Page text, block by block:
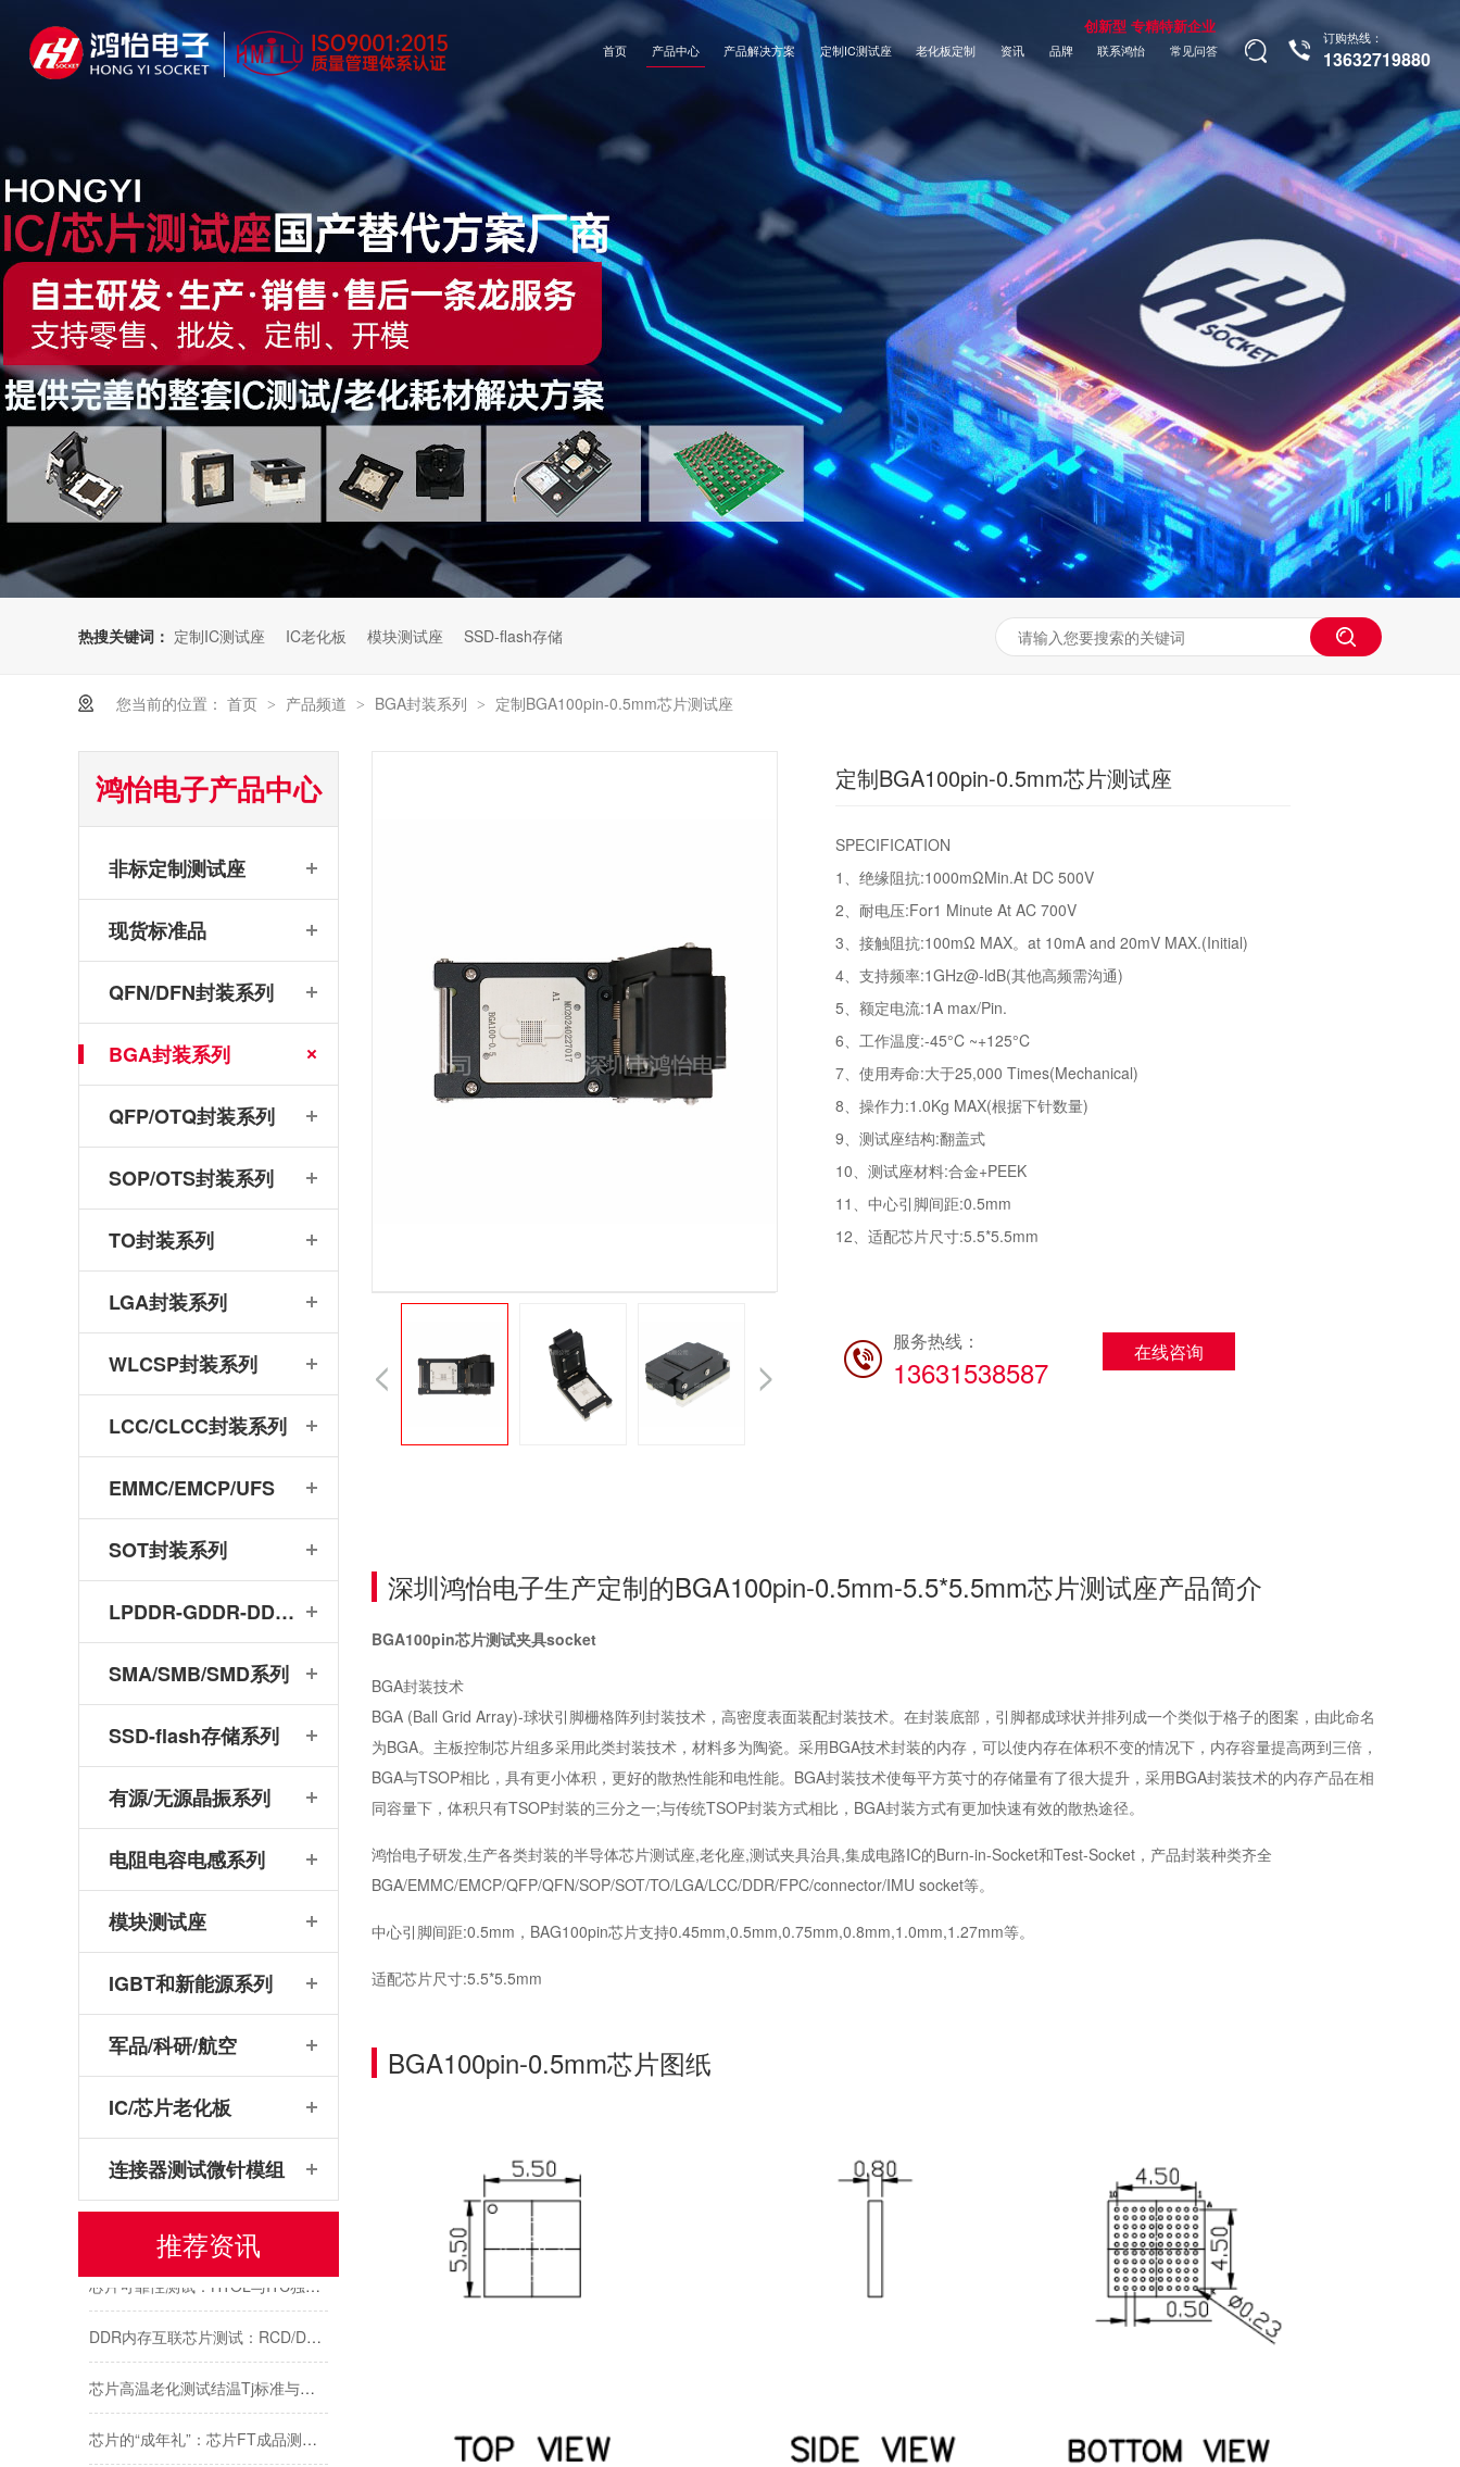
创新型 专精特新企业
订购热线：
13632719880
首页 产品中心 产品解决方案 定制IC测试座 老化板定制 资讯 品牌 联系鸿怡 常见问答
热搜关键词： 定制IC测试座 IC老化板 模块测试座 SSD-flash存储
您当前的位置： 首页 > 产品频道 > BGA封装系列 > 定制BGA100pin-0.5mm芯片测试座
定制BGA100pin-0.5mm芯片测试座
SPECIFICATION
1、绝缘阻抗:1000mΩMin.At DC 500V
2、耐电压:For1 Minute At AC 700V
3、接触阻抗:100mΩ MAX。at 10mA and 20mV MAX.(Initial)
4、支持频率:1GHz@-ldB(其他高频需沟通)
5、额定电流:1A max/Pin.
6、工作温度:-45°C ~+125°C
7、使用寿命:大于25,000 Times(Mechanical)
8、操作力:1.0Kg MAX(根据下针数量)
9、测试座结构:翻盖式
10、测试座材料:合金+PEEK
11、中心引脚间距:0.5mm
12、适配芯片尺寸:5.5*5.5mm
服务热线：
13631538587
在线咨询
深圳鸿怡电子生产定制的BGA100pin-0.5mm-5.5*5.5mm芯片测试座产品简介
BGA100pin芯片测试夹具socket
BGA封装技术
BGA (Ball Grid Array)-球状引脚栅格阵列封装技术，高密度表面装配封装技术。在封装底部，引脚都成球状并排列成一个类似于格子的图案，由此命名
为BGA。主板控制芯片组多采用此类封装技术，材料多为陶瓷。采用BGA技术封装的内存，可以使内存在体积不变的情况下，内存容量提高两到三倍，
BGA与TSOP相比，具有更小体积，更好的散热性能和电性能。BGA封装技术使每平方英寸的存储量有了很大提升，采用BGA封装技术的内存产品在相
同容量下，体积只有TSOP封装的三分之一;与传统TSOP封装方式相比，BGA封装方式有更加快速有效的散热途径。
鸿怡电子研发,生产各类封装的半导体芯片测试座,老化座,测试夹具治具,集成电路IC的Burn-in-Socket和Test-Socket，产品封装种类齐全
BGA/EMMC/EMCP/QFP/QFN/SOP/SOT/TO/LGA/LCC/DDR/FPC/connector/IMU socket等。
中心引脚间距:0.5mm，BAG100pin芯片支持0.45mm,0.5mm,0.75mm,0.8mm,1.0mm,1.27mm等。
适配芯片尺寸:5.5*5.5mm
BGA100pin-0.5mm芯片图纸
鸿怡电子产品中心
非标定制测试座
现货标准品
QFN/DFN封装系列
BGA封装系列
QFP/OTQ封装系列
SOP/OTS封装系列
TO封装系列
LGA封装系列
WLCSP封装系列
LCC/CLCC封装系列
EMMC/EMCP/UFS
SOT封装系列
LPDDR-GDDR-DDR系列
SMA/SMB/SMD系列
SSD-flash存储系列
有源/无源晶振系列
电阻电容电感系列
模块测试座
IGBT和新能源系列
军品/科研/航空
IC/芯片老化板
连接器测试微针模组
推荐资讯
传感器芯片/模块测试解析：主流封装引脚与鸿怡电子传感器芯片测试座
DDR内存互联芯片测试：RCD/DB与MRCD/MDB引脚参数及鸿怡电子芯片测试座工程应用
芯片高温老化测试结温Tj标准与鸿怡电子芯片测试座控温方案
芯片的“成年礼”：芯片FT成品测试，鸿怡电子芯片FT测试座守护每一颗芯片出厂即稳定